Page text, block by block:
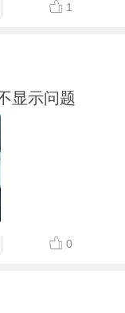
1
显示问题
0